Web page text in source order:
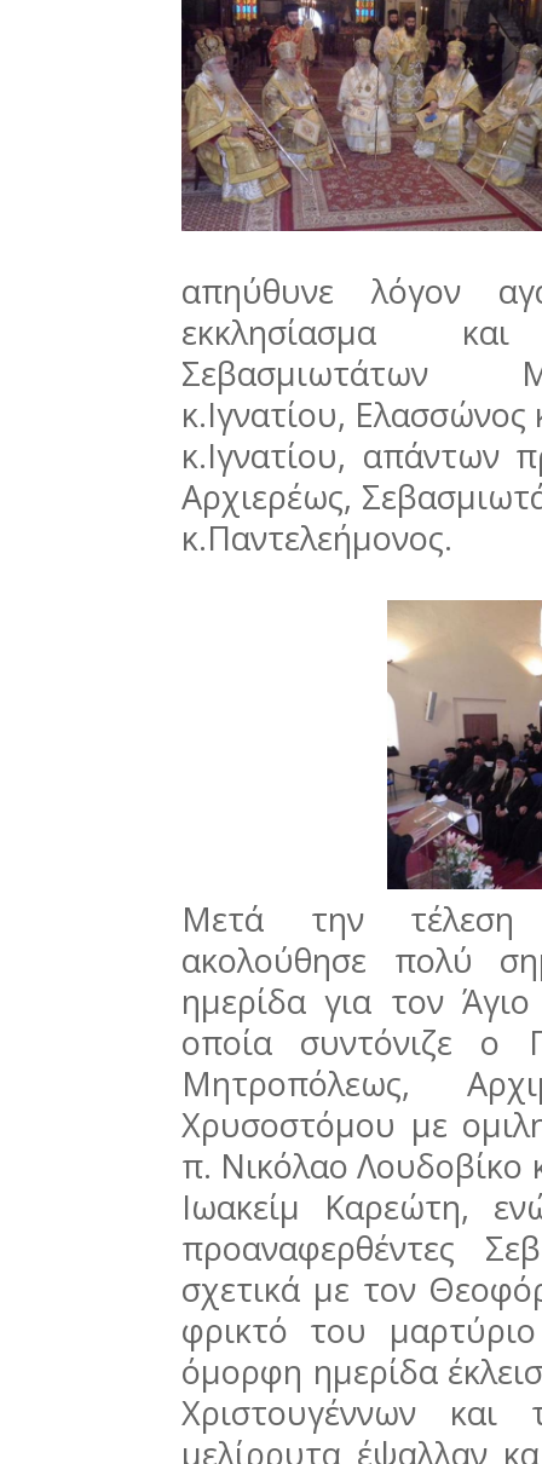
απηύθυνε λόγον
εκκλησίασμα
Σεβασμιωτάτων
κ.Ιγνατίου, Ελασσώνος
κ.Ιγνατίου, απάντων
Αρχιερέως,
κ.Παντελεήμονος.
Μετά την τέλεση
ακολούθησε πολύ
ημερίδα για τον
οποία συντόνιζε ο
Μητροπόλεως,
Χρυσοστόμου με
π. Νικόλαο Λουδοβίκο
Ιωακείμ Καρεώτη,
προαναφερθέντες
σχετικά με τον
φρικτό του
όμορφη ημερίδα
Χριστουγέννων
μελίρρυτα έψαλλαν